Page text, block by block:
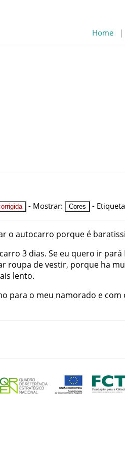
Home |
- Mostrar: Cores -
o autocarro porque é
3 dias. Se eu quero ir pará
roupa devestir, porque ha
lento.
para o meu namorado e com